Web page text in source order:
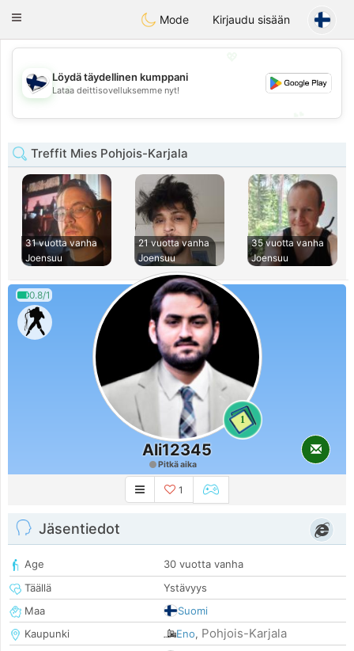
SuomenTreffit
Toggle
Mode Kirjaudu sisään
💖
💕
Löydä täydellinen kumppani
Lataa deittisovelluksemme nyt!
Treffit Mies Pohjois-Karjala
31 vuotta vanha
Joensuu
21 vuotta vanha
Joensuu
35 vuotta vanha
Joensuu
0.8/1
1
Ali12345
Pitkä aika
1
Jäsentiedot
Age
30 vuotta vanha
Täällä
Ystävyys
Maa
Suomi
Kaupunki
Eno, Pohjois-Karjala